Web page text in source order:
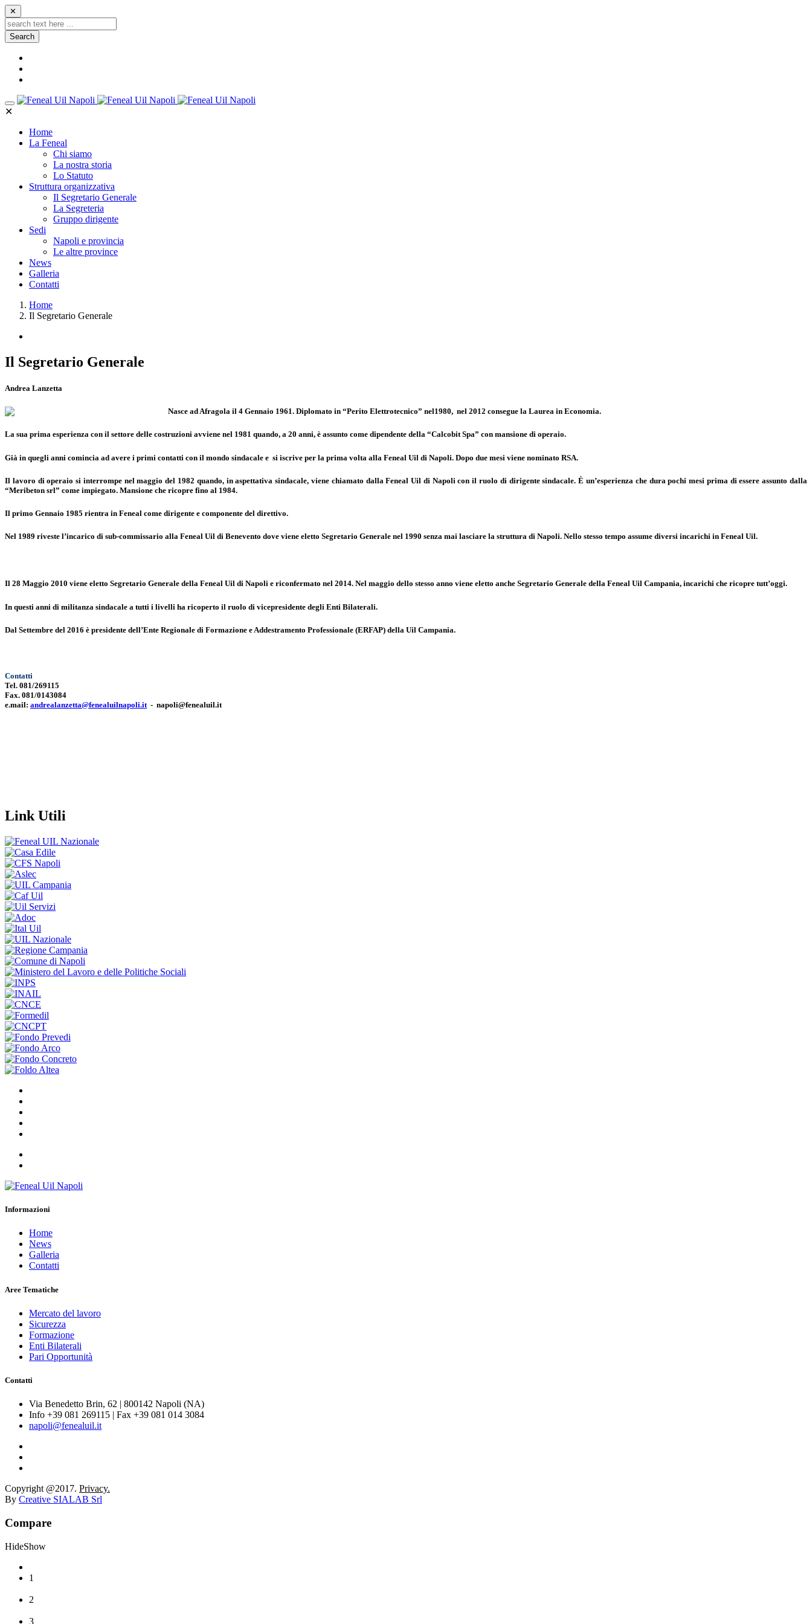
✕
Search
✕
Home
La Feneal
Chi siamo
La nostra storia
Lo Statuto
Struttura organizzativa
Il Segretario Generale
La Segreteria
Gruppo dirigente
Sedi
Napoli e provincia
Le altre province
News
Galleria
Contatti
Home
Il Segretario Generale
Il Segretario Generale
Andrea Lanzetta
Nasce ad Afragola il 4 Gennaio 1961. Diplomato in “Perito Elettrotecnico” nel1980, nel 2012 consegue la Laurea in Economia.
La sua prima esperienza con il settore delle costruzioni avviene nel 1981 quando, a 20 anni, è assunto come dipendente della “Calcobit Spa” con mansione di operaio.
Già in quegli anni comincia ad avere i primi contatti con il mondo sindacale e si iscrive per la prima volta alla Feneal Uil di Napoli. Dopo due mesi viene nominato RSA.
Il lavoro di operaio si interrompe nel maggio del 1982 quando, in aspettativa sindacale, viene chiamato dalla Feneal Uil di Napoli con il ruolo di dirigente sindacale. È un’esperienza che dura pochi mesi prima di essere assunto dalla
“Meribeton srl” come impiegato. Mansione che ricopre fino al 1984.
Il primo Gennaio 1985 rientra in Feneal come dirigente e componente del direttivo.
Nel 1989 riveste l’incarico di sub-commissario alla Feneal Uil di Benevento dove viene eletto Segretario Generale nel 1990 senza mai lasciare la struttura di Napoli. Nello stesso tempo assume diversi incarichi in Feneal Uil.
Il 28 Maggio 2010 viene eletto Segretario Generale della Feneal Uil di Napoli e riconfermato nel 2014. Nel maggio dello stesso anno viene eletto anche Segretario Generale della Feneal Uil Campania, incarichi che ricopre tutt’oggi.
In questi anni di militanza sindacale a tutti i livelli ha ricoperto il ruolo di vicepresidente degli Enti Bilaterali.
Dal Settembre del 2016 è presidente dell’Ente Regionale di Formazione e Addestramento Professionale (ERFAP) della Uil Campania.
Contatti
Tel. 081/269115
Fax. 081/0143084
e.mail: andrealanzetta@fenealuilnapoli.it- napoli@fenealuil.it
Link Utili
Informazioni
Home
News
Galleria
Contatti
Aree Tematiche
Mercato del lavoro
Sicurezza
Formazione
Enti Bilaterali
Pari Opportunità
Contatti
Via Benedetto Brin, 62 | 800142 Napoli (NA)
Info +39 081 269115 | Fax +39 081 014 3084
napoli@fenealuil.it
Copyright @2017. Privacy.
By Creative SIALAB Srl
Compare
HideShow
1
2
3